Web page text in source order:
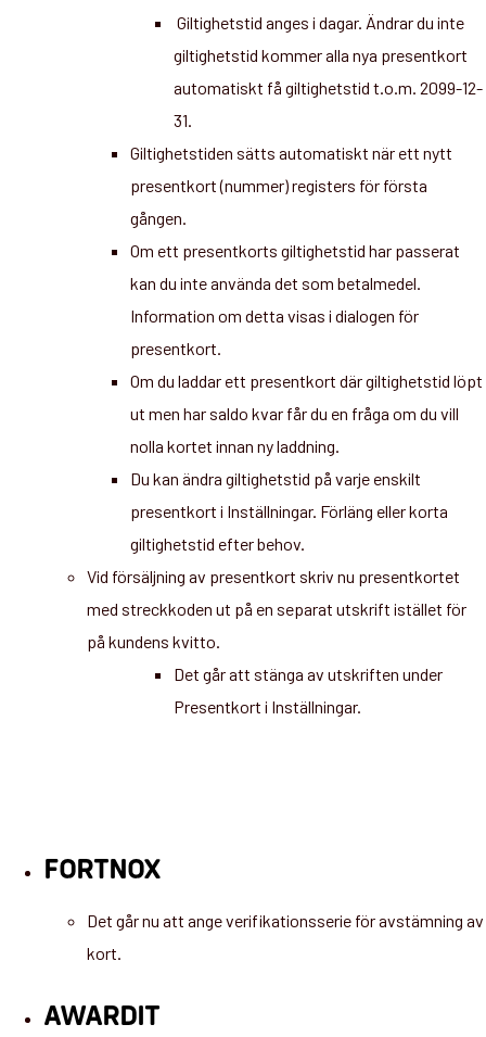
Giltighetstid anges i dagar. Ändrar du inte
giltighetstid kommer alla nya presentkort
automatiskt få giltighetstid t.o.m. 2099-12-
31.
Giltighetstiden sätts automatiskt när ett nytt
presentkort (nummer) registers för första
gången.
Om ett presentkorts giltighetstid har passerat
kan du inte använda det som betalmedel.
Information om detta visas i dialogen för
presentkort.
Om du laddar ett presentkort där giltighetstid löpt
ut men har saldo kvar får du en fråga om du vill
nolla kortet innan ny laddning.
Du kan ändra giltighetstid på varje enskilt
presentkort i Inställningar. Förläng eller korta
giltighetstid efter behov.
Vid försäljning av presentkort skriv nu presentkortet
med streckkoden ut på en separat utskrift istället för
på kundens kvitto.
Det går att stänga av utskriften under
Presentkort i Inställningar.
FORTNOX
Det går nu att ange verifikationsserie för avstämning av
kort.
AWARDIT